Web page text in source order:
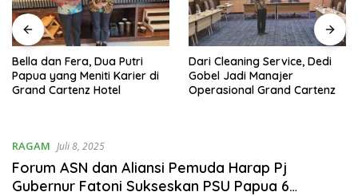
Bella dan Fera, Dua Putri
Papua yang Meniti Karier di
Grand Cartenz Hotel
Dari Cleaning Service, Dedi
Gobel Jadi Manajer
Operasional Grand Cartenz
RAGAM Juli 8, 2025
Forum ASN dan Aliansi Pemuda Harap Pj
Gubernur Fatoni Sukseskan PSU Papua 6